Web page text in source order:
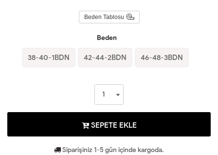
Beden Tablosu
Beden
38-40-1BDN 42-44-2BDN 46-48-3BDN
SEPETE EKLE
Siparişiniz 1-5 gün içinde kargoda.